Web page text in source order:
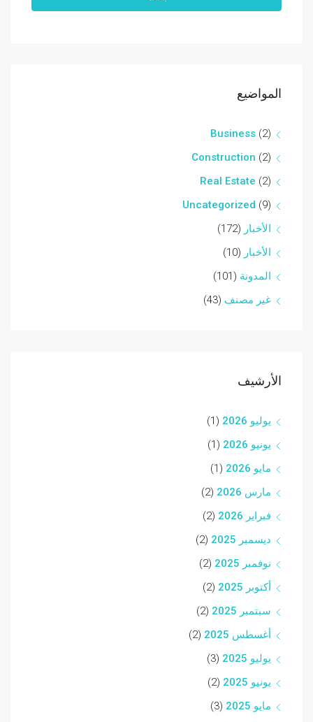
المواضيع
Business (2)
Construction (2)
Real Estate (2)
Uncategorized (9)
الأخبار (172)
الأخبار (10)
المدونة (101)
غير مصنف (43)
الأرشيف
يوليو 2026
(1)
يونيو 2026
(1)
مايو 2026
(1)
مارس 2026
(2)
فبراير 2026
(2)
ديسمبر 2025
(2)
نوفمبر 2025
(2)
أكتوبر 2025
(2)
سبتمبر 2025
(2)
أغسطس 2025
(2)
يوليو 2025
(3)
يونيو 2025
(2)
مايو 2025
(3)